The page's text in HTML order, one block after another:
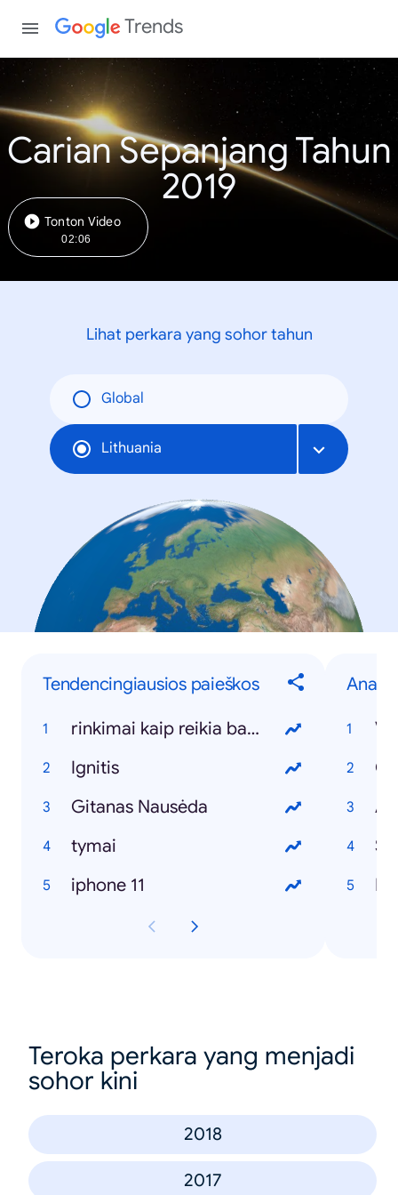
Trends
Carian Sepanjang Tahun
2019
Tonton Video
02:06
Lihat perkara yang sohor tahun
Global
Lithuania
Tendencingiausios paieškos
rinkimai kaip reikia balsuoti
Ignitis
Gitanas Nausėda
tymai
iphone 11
Teroka perkara yang menjadi
sohor kini
2018
2017